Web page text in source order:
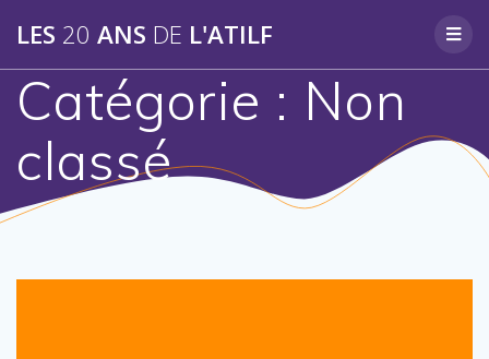
LES 20 ANS DE L'ATILF
Catégorie : Non
classé